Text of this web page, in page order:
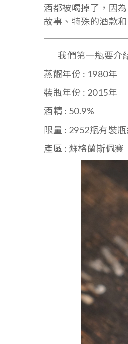
酒都被喝掉了，因
故事、特殊的酒款
我們第一瓶要介
蒸餾年份 : 1980年
裝瓶年份 : 2015年
酒精 : 50.9%
限量 : 2952瓶有裝
產區 : 蘇格蘭斯佩賽